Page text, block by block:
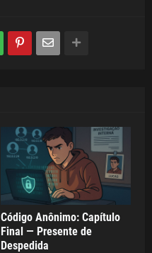
Código Anônimo: Capítulo
Final — Presente de
Despedida